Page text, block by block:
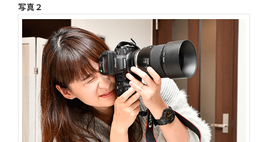
写真２